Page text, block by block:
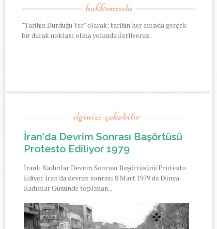
hakkımızda
"Tarihin Durduğu Yer" olarak; tarihin her anında gerçek
bir durak noktası olma yolunda ilerliyoruz.
ilginizi-çekebilir
İran'da Devrim Sonrası Başörtüsü
Protesto Ediliyor 1979
İranlı Kadınlar Devrim Sonrası Başörtüsünü Protesto
Ediyor İran'da devrim sonrası 8 Mart 1979'da Dünya
Kadınlar Gününde toplanan...